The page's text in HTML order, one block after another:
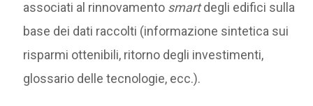
associati al rinnovamento smartdegli edifici sulla
base dei dati raccolti (informazione sintetica sui
risparmi ottenibili, ritorno degli investimenti,
glossario delle tecnologie, ecc.).